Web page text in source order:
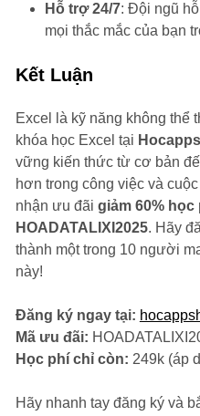
Hỗ trợ 24/7: Đội ngũ
mọi thắc mắc của bạn
Kết Luận
Excel là kỹ năng không thể
khóa học Excel tại
vững kiến thức từ cơ bản
hơn trong công việc và
nhận ưu đãi giảm 60% học
HOADATALIXI2025. Hãy
thành một trong 10 người
này!
Đăng ký ngay tại:
Mã ưu đãi:
Học phí chỉ còn: 249k (áp
Hãy nhanh tay đăng ký và